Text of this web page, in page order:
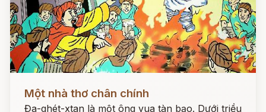
Một nhà thơ chân chính
Đa-ghét-xtan là một ông vua tàn bạo. Dưới triều